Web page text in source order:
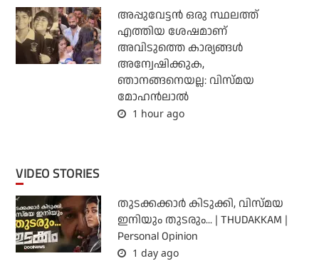
അപ്പുവേട്ടന്‍ ഒരു സ്ഥലത്ത്
എത്തിയ ശേഷമാണ്
അവിടുത്തെ കാര്യങ്ങള്‍
അന്വേഷിക്കുക,
ഞാനങ്ങനെയല്ല: വിസ്മയ
മോഹന്‍ലാല്‍
1 hour ago
VIDEO STORIES
തുടക്കക്കാര്‍ കിടുക്കി, വിസ്മയ
ഇനിയും തുടരും... | THUDAKKAM |
Personal Opinion
1 day ago